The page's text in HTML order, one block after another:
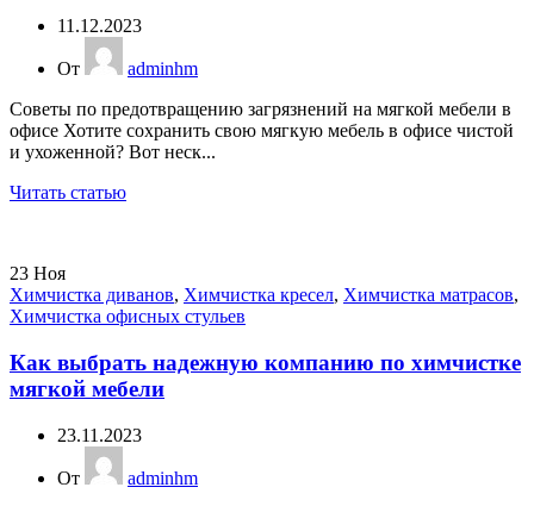
11.12.2023
От
adminhm
Советы по предотвращению загрязнений на мягкой мебели в
офисе Хотите сохранить свою мягкую мебель в офисе чистой
и ухоженной? Вот неск...
Читать статью
23 Ноя
Химчистка диванов, Химчистка кресел, Химчистка матрасов,
Химчистка офисных стульев
Как выбрать надежную компанию по химчистке
мягкой мебели
23.11.2023
От
adminhm